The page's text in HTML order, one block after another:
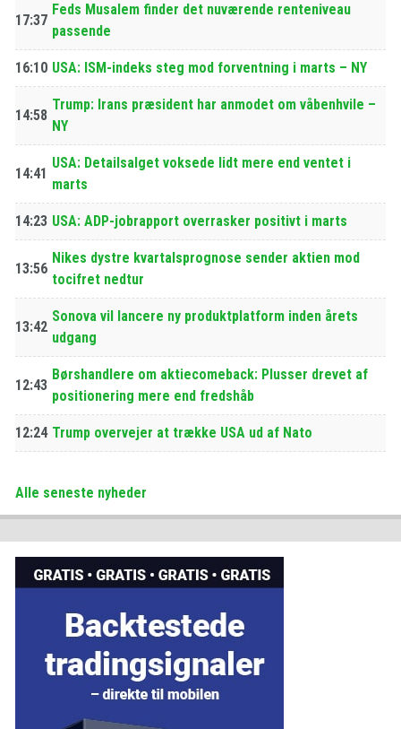
17:37
Feds Musalem finder det nuværende renteniveau
passende
16:10 USA: ISM-indeks steg mod forventning i marts – NY
14:58
Trump: Irans præsident har anmodet om våbenhvile –
NY
14:41
USA: Detailsalget voksede lidt mere end ventet i
marts
14:23 USA: ADP-jobrapport overrasker positivt i marts
13:56
Nikes dystre kvartalsprognose sender aktien mod
tocifret nedtur
13:42
Sonova vil lancere ny produktplatform inden årets
udgang
12:43
Børshandlere om aktiecomeback: Plusser drevet af
positionering mere end fredshåb
12:24 Trump overvejer at trække USA ud af Nato
Alle seneste nyheder